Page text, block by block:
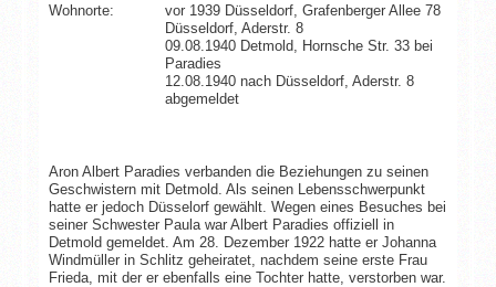
Wohnorte:
vor 1939 Düsseldorf, Grafenberger Allee 78
Düsseldorf, Aderstr. 8
09.08.1940 Detmold, Hornsche Str. 33 bei
Paradies
12.08.1940 nach Düsseldorf, Aderstr. 8
abgemeldet
Aron Albert Paradies verbanden die Beziehungen zu seinen
Geschwistern mit Detmold. Als seinen Lebensschwerpunkt
hatte er jedoch Düsselorf gewählt. Wegen eines Besuches bei
seiner Schwester Paula war Albert Paradies offiziell in
Detmold gemeldet. Am 28. Dezember 1922 hatte er Johanna
Windmüller in Schlitz geheiratet, nachdem seine erste Frau
Frieda, mit der er ebenfalls eine Tochter hatte, verstorben war.